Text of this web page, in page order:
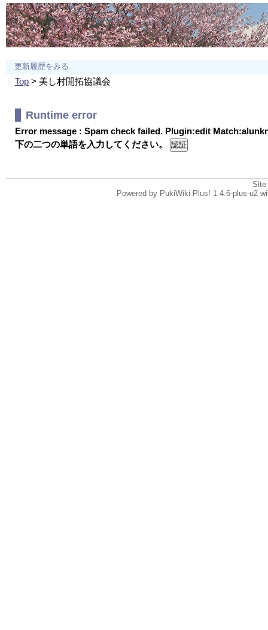
更新履歴をみる
Top> 美し村開拓協議会
Runtime error
Error message : Spam check failed. Plugin:edit
下の二つの単語を入力してください。
Powered by PukiWiki Plus! 1.4.6-plus-u2